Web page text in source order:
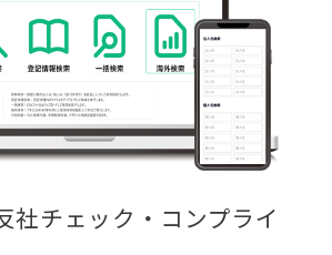
社チェック・コンプライ